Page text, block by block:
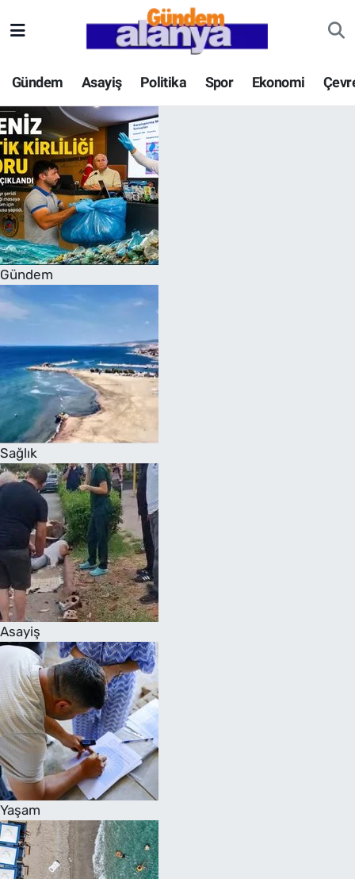
Gündem Asayiş Politika Spor Ekonomi
Gündem
Sağlık
Asayiş
Yaşam